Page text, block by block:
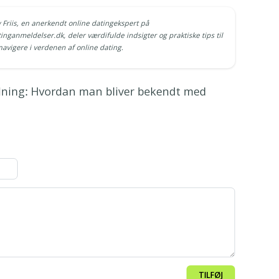
Friis, en anerkendt online datingekspert på
deler værdifulde indsigter og praktiske tips til
i verdenen af online dating.
Hvordan man bliver bekendt med
TILFØJ